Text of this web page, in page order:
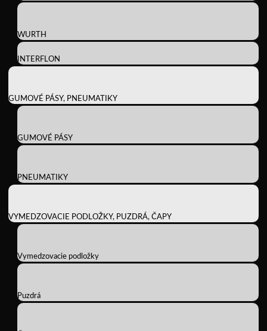
WURTH
INTERFLON
GUMOVÉ PÁSY, PNEUMATIKY
GUMOVÉ PÁSY
PNEUMATIKY
VYMEDZOVACIE PODLOŽKY, PUZDRÁ, ČAPY
Vymedzovacie podložky
Puzdrá